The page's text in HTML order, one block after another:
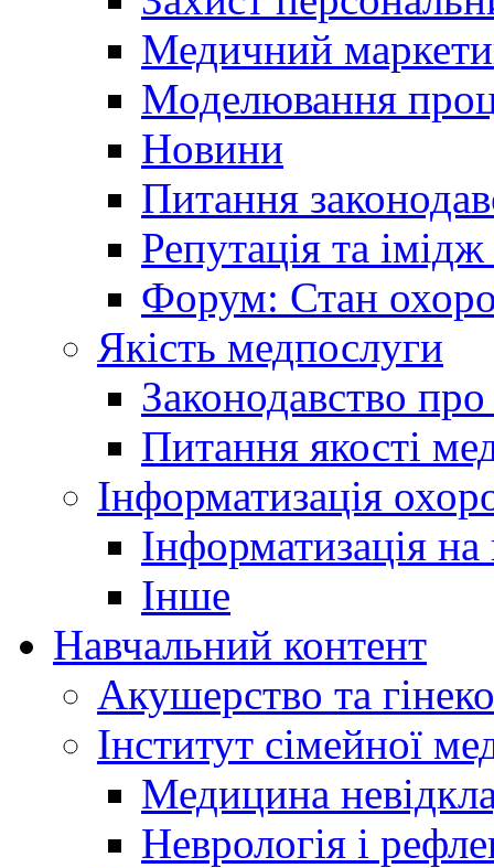
Медичний
Моделювання
Новини
Питання
Репутація та
Форум: Стан
Якість медпослуги
Законодавство
Питання якості
Інформатизація
Інформатизація
Інше
Навчальний контент
Акушерство та
Інститут сімейної
Медицина
Неврологія і